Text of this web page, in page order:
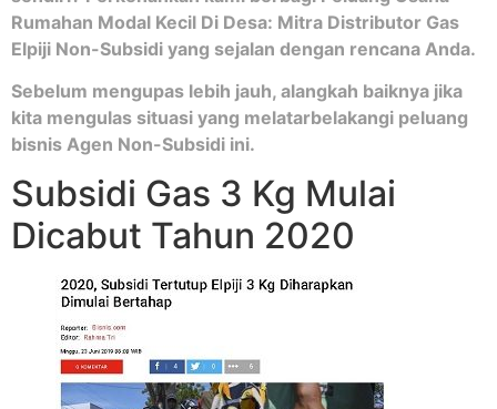
Rumahan Modal Kecil Di Desa: Mitra Distributor Gas
Elpiji Non-Subsidi yang sejalan dengan rencana Anda.
Sebelum mengupas lebih jauh, alangkah baiknya jika
kita mengulas situasi yang melatarbelakangi peluang
bisnis Agen Non-Subsidi ini.
Subsidi Gas 3 Kg Mulai
Dicabut Tahun 2020